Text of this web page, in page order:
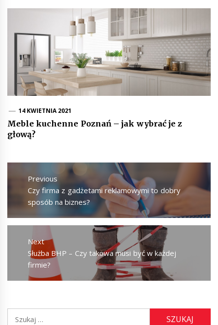
14 KWIETNIA 2021
Meble kuchenne Poznań – jak wybrać je z
głową?
Nawigacja
wpisuPrevious
Previous
post:
Czy firma z gadżetami reklamowymi to dobry
sposób na biznes?
Next
Next
post:
Służba BHP – Czy takowa musi być w każdej
firmie?